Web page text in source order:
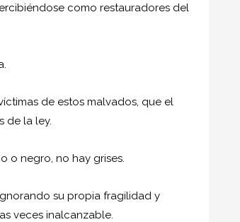
como restauradores del
de estos malvados, que el
de la ley.
o negro, no hay grises.
su propia fragilidad y
veces inalcanzable.